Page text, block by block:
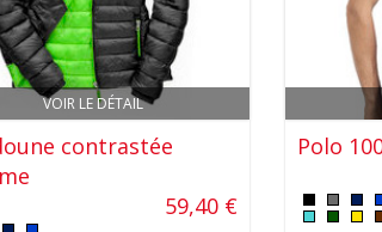
VOIR LE DÉTAIL
contrastée
59,40 €
Polo